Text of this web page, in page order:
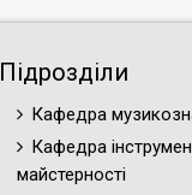
Підрозділи
Кафедра
Кафедра
майстерності